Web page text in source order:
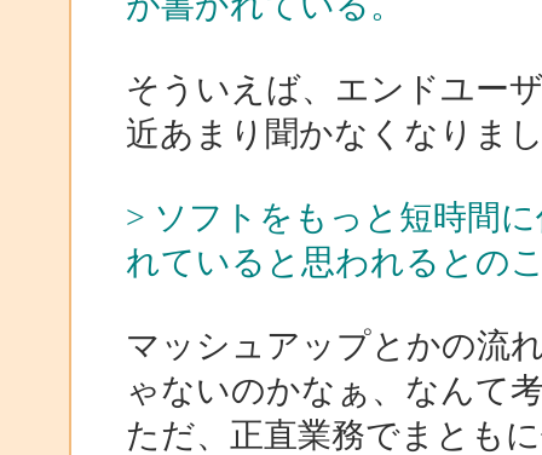
そういえば、エンドユー
近あまり聞かなくなりま
> ソフトをもっと短時間
れていると思われるとの
マッシュアップとかの流
ゃないのかなぁ、なんて
ただ、正直業務でまとも